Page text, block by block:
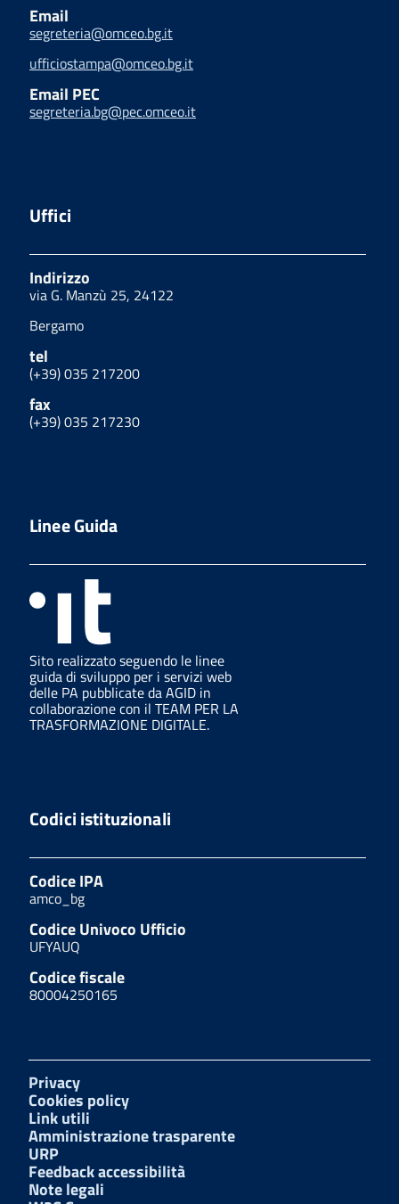
Email
segreteria@omceo.bg.it
ufficiostampa@omceo.bg.it
Email PEC
segreteria.bg@pec.omceo.it
Uffici
Indirizzo
via G. Manzù 25, 24122
Bergamo
tel
(+39) 035 217200
fax
(+39) 035 217230
Linee Guida
Sito realizzato seguendo le linee
guida di sviluppo per i servizi web
delle PA pubblicate da AGID in
collaborazione con il TEAM PER LA
TRASFORMAZIONE DIGITALE.
Codici istituzionali
Codice IPA
amco_bg
Codice Univoco Ufficio
UFYAUQ
Codice fiscale
80004250165
Privacy
Cookies policy
Link utili
Amministrazione trasparente
URP
Feedback accessibilità
Note legali